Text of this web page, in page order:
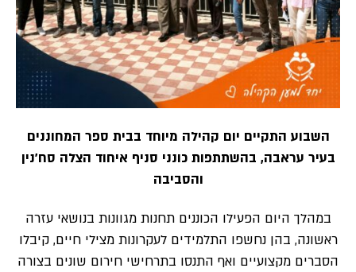
השבוע התקיים יום קהילה מיוחד בבית ספר המחוננים
בעיר עראבה, בהשתתפות כונני סניף איחוד הצלה סח’נין
והסביבה
במהלך היום הפעילו הכוננים תחנות מגוונות בנושאי עזרה
ראשונה, בהן נחשפו התלמידים לעקרונות מצילי חיים, קיבלו
הסברים מקצועיים ואף התנסו בתרחישי חירום שונים בצורה